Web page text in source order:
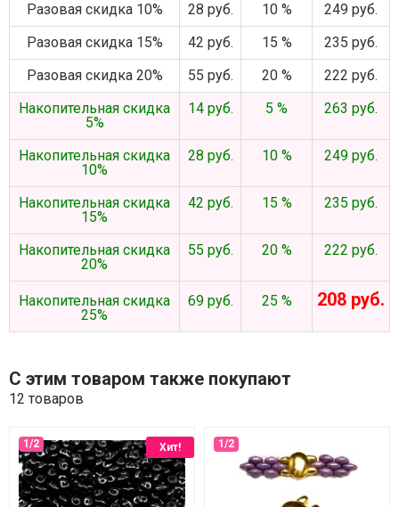
Разовая скидка 10%
28 руб. 10 %
249 руб.
Разовая скидка 15%
42 руб. 15 %
235 руб.
Разовая скидка 20%
55 руб. 20 %
222 руб.
Накопительная скидка
5%
14 руб. 5 % 263 руб.
Накопительная скидка
10%
28 руб. 10 % 249 руб.
Накопительная скидка
15%
42 руб. 15 % 235 руб.
Накопительная скидка
20%
55 руб. 20 % 222 руб.
Накопительная скидка
25%
69 руб. 25 % 208 руб.
С этим товаром также покупают
12 товаров
Хит!